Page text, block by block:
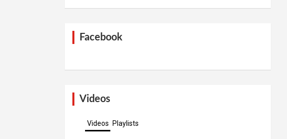
Facebook
Videos
Videos Playlists